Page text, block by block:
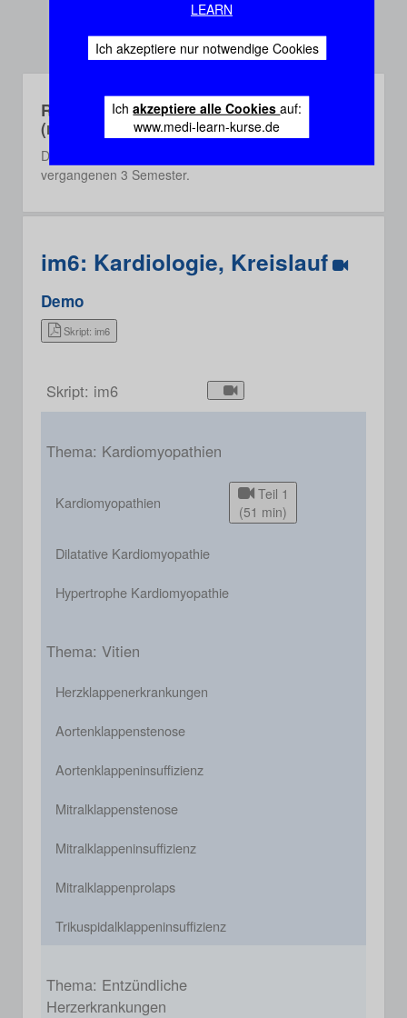
LEARN
Ich akzeptiere nur notwendige Cookies
Ichakzeptiere alle Cookiesauf:
www.medi-learn-kurse.de
Rec-Webinare
(recorded)
Die Rec-Webinare sind Aufzeichnungen aus einem der
vergangenen 3 Semester.
im6: Kardiologie, Kreislauf
Demo
Skript: im6
Skript: im6
Thema: Kardiomyopathien
Kardiomyopathien
Teil 1
(51 min)
Dilatative Kardiomyopathie
Hypertrophe Kardiomyopathie
Thema: Vitien
Herzklappenerkrankungen
Aortenklappenstenose
Aortenklappeninsuffizienz
Mitralklappenstenose
Mitralklappeninsuffizienz
Mitralklappenprolaps
Trikuspidalklappeninsuffizienz
Thema: Entzündliche
Herzerkrankungen